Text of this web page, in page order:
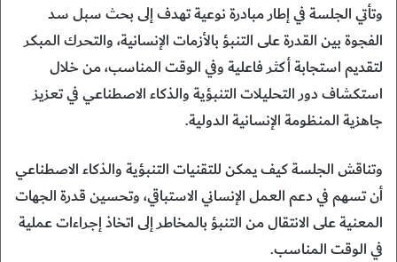
وتأتي الجلسة في إطار مبادرة نوعية تهدف إلى بحث سبل سد
الفجوة بين القدرة على التنبؤ بالأزمات الإنسانية، والتحرك المبكر
لتقديم استجابة أكثر فاعلية وفي الوقت المناسب، من خلال
استكشاف دور التحليلات التنبؤية والذكاء الاصطناعي في تعزيز
جاهزية المنظومة الإنسانية الدولية.
وتناقش الجلسة كيف يمكن للتقنيات التنبؤية والذكاء الاصطناعي
أن تسهم في دعم العمل الإنساني الاستباقي، وتحسين قدرة الجهات
المعنية على الانتقال من التنبؤ بالمخاطر إلى اتخاذ إجراءات عملية
في الوقت المناسب.